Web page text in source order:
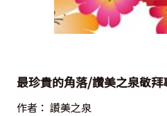
最珍貴的角落/讚美之泉敬拜
作者： 讚美之泉